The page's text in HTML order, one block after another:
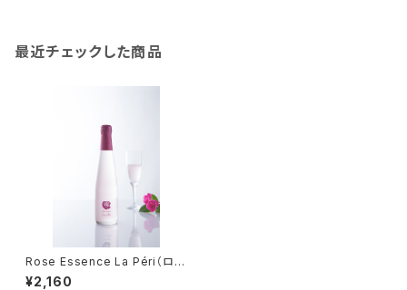
最近チェックした商品
Rose Essence La Péri（ロー
ズエッセンス ラ・ペリ）
¥2,160